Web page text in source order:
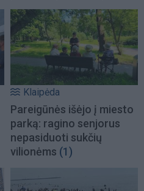
Klaipėda
Pareigūnės išėjo į miesto
parką: ragino senjorus
nepasiduoti sukčių
vilionėms (1)